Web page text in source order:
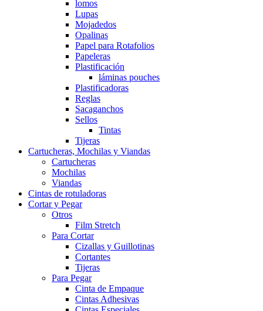
lomos
Lupas
Mojadedos
Opalinas
Papel para Rotafolios
Papeleras
Plastificación
láminas pouches
Plastificadoras
Reglas
Sacaganchos
Sellos
Tintas
Tijeras
Cartucheras, Mochilas y Viandas
Cartucheras
Mochilas
Viandas
Cintas de rotuladoras
Cortar y Pegar
Otros
Film Stretch
Para Cortar
Cizallas y Guillotinas
Cortantes
Tijeras
Para Pegar
Cinta de Empaque
Cintas Adhesivas